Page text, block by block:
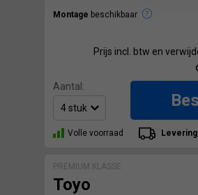
Montage beschikbaar
Prijs incl. btw en
Aantal:
Volle voorraad
PREMIUM KLASSE
Toyo